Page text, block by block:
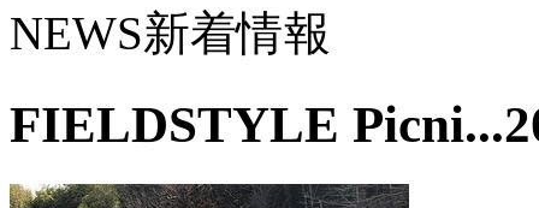
NEWS新着情報
FIELDSTYLE Picni...